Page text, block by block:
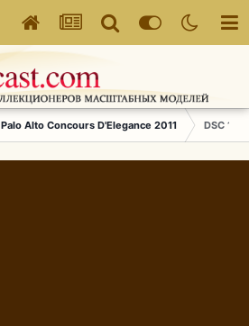
Palo Alto Concours D'Elegance 2011 DSC